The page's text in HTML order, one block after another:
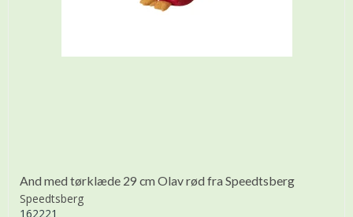
And med tørklæde 29 cm Olav rød fra Speedtsberg
Speedtsberg
162221